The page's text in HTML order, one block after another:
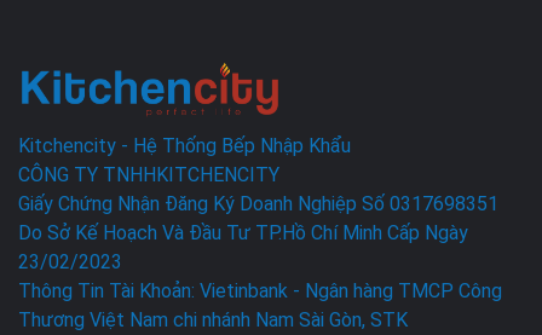
Kitchencity - Hệ Thống Bếp Nhập Khẩu
CÔNG TY TNHHKITCHENCITY
Giấy Chứng Nhận Đăng Ký Doanh Nghiệp Số 0317698351
Do Sở Kế Hoạch Và Đầu Tư TP.Hồ Chí Minh Cấp Ngày
23/02/2023
Thông Tin Tài Khoản: Vietinbank - Ngân hàng TMCP Công
Thương Việt Nam chi nhánh Nam Sài Gòn, STK